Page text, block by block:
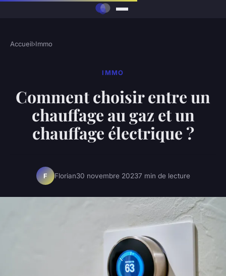
Accueil›Immo
IMMO
Comment choisir entre un
chauffage au gaz et un
chauffage électrique ?
F Florian30 novembre 20237 min de lecture